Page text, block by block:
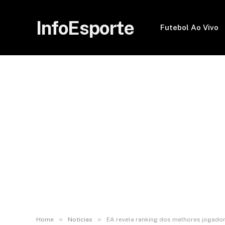
InfoEsporte Futebol Ao Vivo
Home » Noticias » EA revela ranking dos melhores